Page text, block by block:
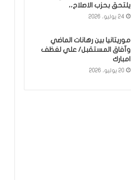
يلتحق بحزب الاصلاح،،
24 يوليو، 2026
موريتانيا بين رهانات الماضي
وآفاق المستقبل/ علي لغظف
امبارك
20 يوليو، 2026